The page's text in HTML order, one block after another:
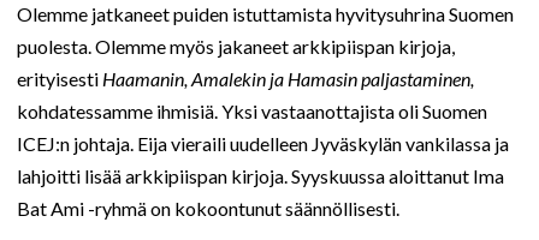
Olemme jatkaneet puiden istuttamista hyvitysuhrina Suomen
puolesta. Olemme myös jakaneet arkkipiispan kirjoja,
erityisesti Haamanin, Amalekin ja Hamasin paljastaminen,
kohdatessamme ihmisiä. Yksi vastaanottajista oli Suomen
ICEJ:n johtaja. Eija vieraili uudelleen Jyväskylän vankilassa ja
lahjoitti lisää arkkipiispan kirjoja. Syyskuussa aloittanut Ima
Bat Ami -ryhmä on kokoontunut säännöllisesti.